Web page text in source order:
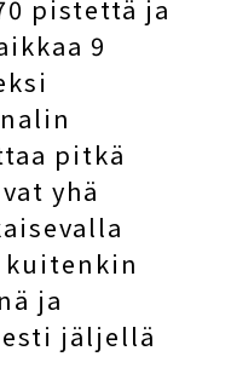
pistettä ja
9
pitkä
yhä
ja
jäljellä